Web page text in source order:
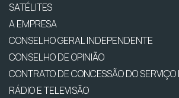
SATÉLITES
A EMPRESA
CONSELHO GERAL INDEPENDENTE
CONSELHO DE OPINIÃO
CONTRATO DE CONCESSÃO DO
RÁDIO E TELEVISÃO